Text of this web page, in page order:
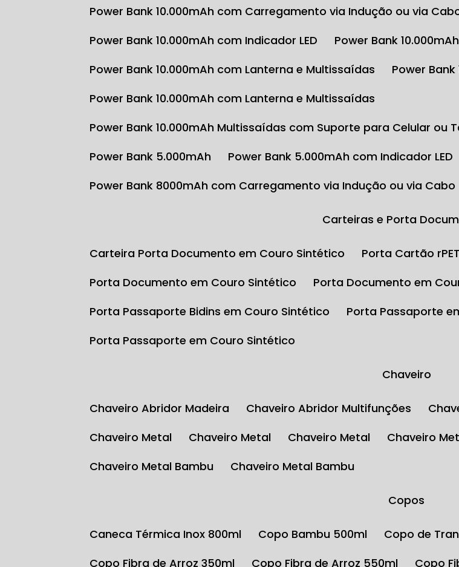
Power Bank 10.000mAh com Carregamento via Indução ou via
Power Bank 10.000mAh com Indicador LED
Power Bank
Power Bank 10.000mAh com Lanterna e Multissaídas
Power
Power Bank 10.000mAh com Lanterna e Multissaídas
Power Bank 10.000mAh Multissaídas com Suporte para Celular ou
Power Bank 5.000mAh
Power Bank 5.000mAh com Indicador LED
Power Bank 8000mAh com Carregamento via Indução ou via Cabo
Carteiras e Porta
Carteira Porta Documento em Couro Sintético Porta Cartão rPET
Porta Documento em Couro Sintético
Porta Documento em
Porta Passaporte Bidins em Couro Sintético
Porta Passaporte
Porta Passaporte em Couro Sintético
Chaveiro
Chaveiro Abridor Madeira Chaveiro Abridor Multifunções
Chaveiro Metal
Chaveiro Metal Chaveiro Metal Chaveiro
Chaveiro Metal Bambu
Chaveiro Metal Bambu
Copos
Caneca Térmica Inox 800ml Copo Bambu 500ml Copo de
Copo Fibra de Arroz 350ml
Copo Fibra de Arroz 550ml Copo